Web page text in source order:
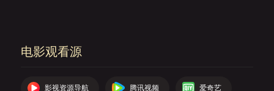
电影观看源
影视资源导航 腾讯视频 爱奇艺